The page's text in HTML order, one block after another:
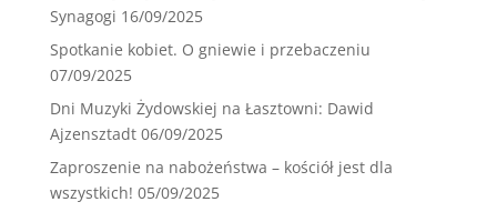
Synagogi 16/09/2025
Spotkanie kobiet. O gniewie i przebaczeniu
07/09/2025
Dni Muzyki Żydowskiej na Łasztowni: Dawid
Ajzensztadt 06/09/2025
Zaproszenie na nabożeństwa – kościół jest dla
wszystkich! 05/09/2025